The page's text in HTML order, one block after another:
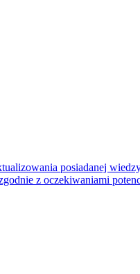
posiadanej
z oczekiwaniami